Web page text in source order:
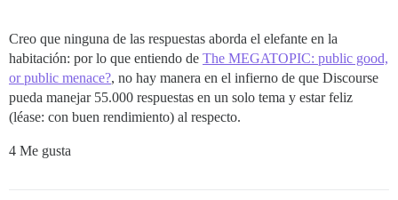
Creo que ninguna de las respuestas aborda el elefante en la
habitación: por lo que entiendo de The MEGATOPIC: public good,
or public menace?, no hay manera en el infierno de que Discourse
pueda manejar 55.000 respuestas en un solo tema y estar feliz
(léase: con buen rendimiento) al respecto.
4 Me gusta